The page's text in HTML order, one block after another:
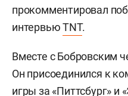
прокомментировал
интервьюTNT.
Вместе с Бобровским
Он присоединился к
игры за «Питтсбург»